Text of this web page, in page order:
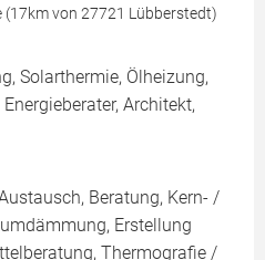
von 27721 Lübberstedt)
Solarthermie, Ölheizung,
Architekt,
Beratung, Kern- /
Erstellung
Thermografie /